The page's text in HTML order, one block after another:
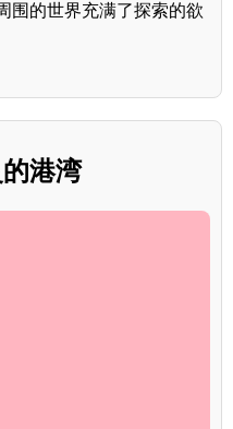
围的世界充满了探索的欲
港湾